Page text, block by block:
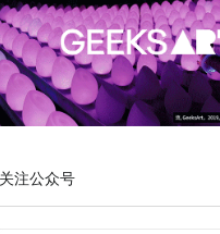
注公众号